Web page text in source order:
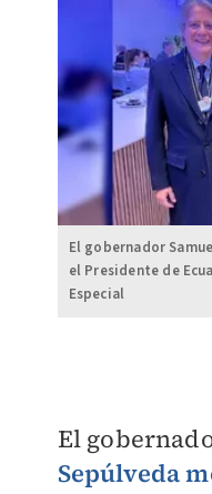
El gobernador
el Presidente de
Especial
El
Sepúlveda